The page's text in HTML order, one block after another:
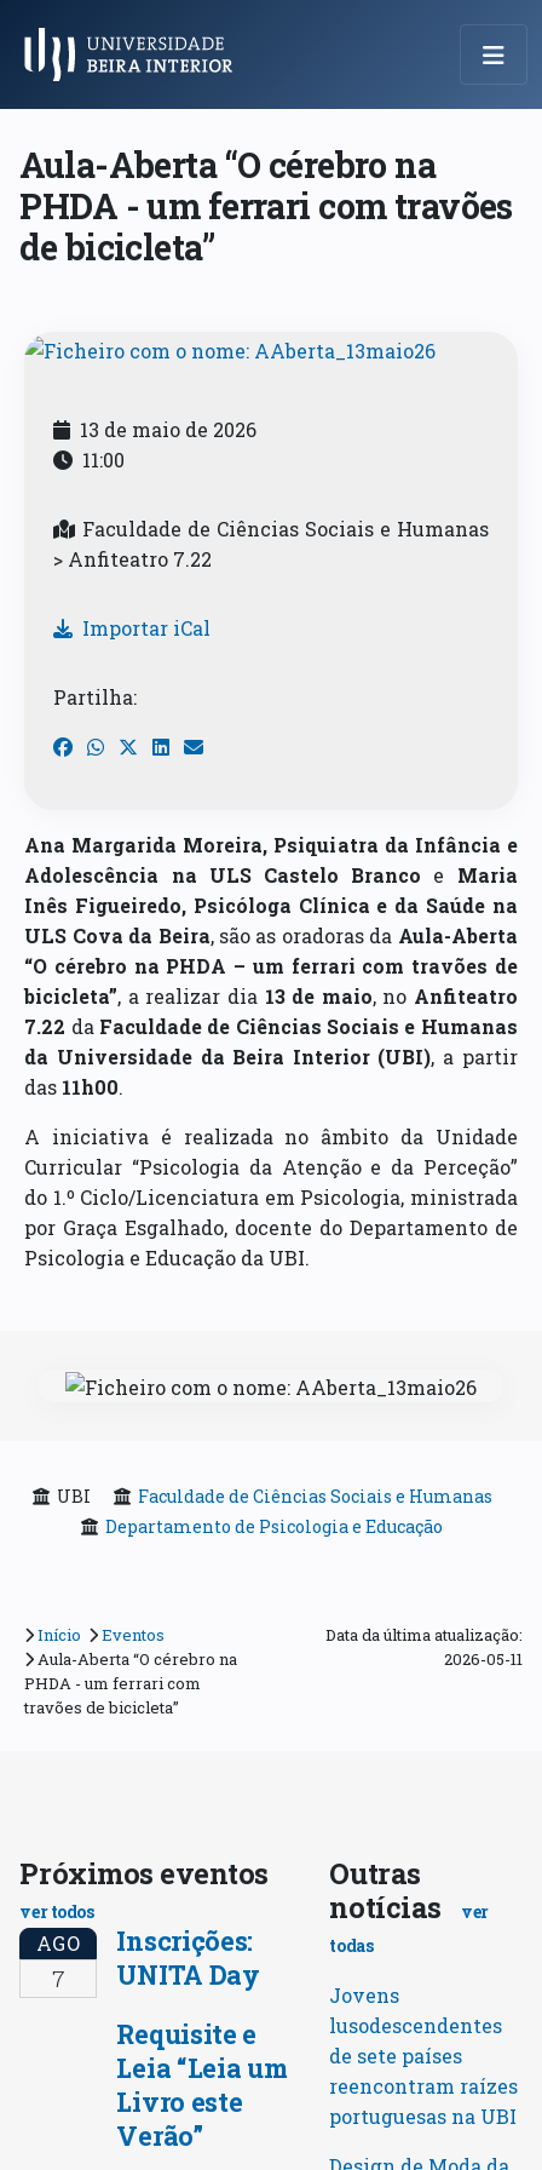
Menu Principal
Aula-Aberta “O cérebro na
PHDA - um ferrari com travões
de bicicleta”
13 de maio de 2026
11:00
Faculdade de Ciências Sociais e Humanas
> Anfiteatro 7.22
Importar iCal
Partilha:
Ana Margarida Moreira, Psiquiatra da Infância e
Adolescência na ULS Castelo Branco e Maria
Inês Figueiredo, Psicóloga Clínica e da Saúde na
ULS Cova da Beira, são as oradoras da Aula-Aberta
“O cérebro na PHDA – um ferrari com travões de
bicicleta”, a realizar dia 13 de maio, no Anfiteatro
7.22 da Faculdade de Ciências Sociais e Humanas
da Universidade da Beira Interior (UBI), a partir
das 11h00.
A iniciativa é realizada no âmbito da Unidade
Curricular “Psicologia da Atenção e da Perceção”
do 1.º Ciclo/Licenciatura em Psicologia, ministrada
por Graça Esgalhado, docente do Departamento de
Psicologia e Educação da UBI.
UBI
Faculdade de Ciências Sociais e Humanas
Departamento de Psicologia e Educação
Início
Eventos
Aula-Aberta “O cérebro na
PHDA - um ferrari com
travões de bicicleta”
Data da última atualização:
2026-05-11
Próximos eventos
ver todos
AGO
7
Inscrições:
UNITA Day
Requisite e
Leia “Leia um
Livro este
Verão”
Outras
notícias
ver
todas
Jovens
lusodescendentes
de sete países
reencontram raízes
portuguesas na UBI